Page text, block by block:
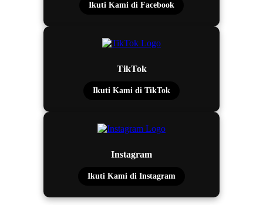
Ikuti Kami di Facebook
TikTok
Ikuti Kami di TikTok
Instagram
Ikuti Kami di Instagram